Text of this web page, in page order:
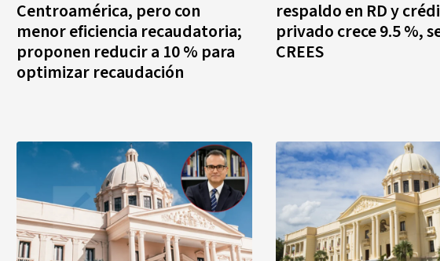
Centroamérica, pero con
menor eficiencia recaudatoria;
proponen reducir a 10 % para
optimizar recaudación
respaldo en RD y
privado crece 9.5 %,
CREES